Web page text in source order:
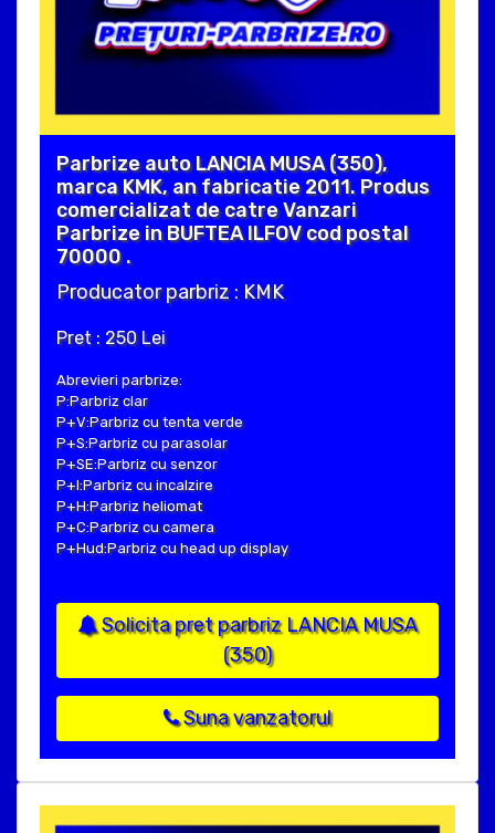
Parbrize auto LANCIA MUSA (350),
marca KMK, an fabricatie 2011. Produs
comercializat de catre Vanzari
Parbrize in BUFTEA ILFOV cod postal
70000 .
Producator parbriz : KMK
Pret : 250 Lei
Abrevieri parbrize:
P:Parbriz clar
P+V:Parbriz cu tenta verde
P+S:Parbriz cu parasolar
P+SE:Parbriz cu senzor
P+I:Parbriz cu incalzire
P+H:Parbriz heliomat
P+C:Parbriz cu camera
P+Hud:Parbriz cu head up display
Solicita pret parbriz LANCIA MUSA
(350)
Suna vanzatorul